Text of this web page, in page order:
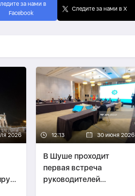
за нами в
Facebook
Следите за нами в X
2026 12:13 30 июня 2026
В Шуше проходит
первая встреча
руководителей